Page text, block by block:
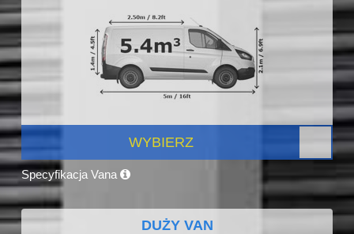
WYBIERZ
Specyfikacja Vana
DUŻY VAN